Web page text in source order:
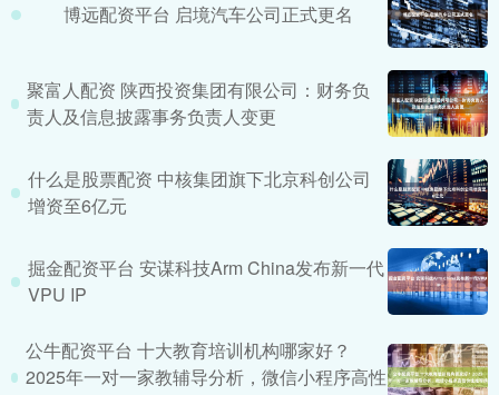
博远配资平台 启境汽车公司正式更名
聚富人配资 陕西投资集团有限公司：财务负
责人及信息披露事务负责人变更
什么是股票配资 中核集团旗下北京科创公司
增资至6亿元
掘金配资平台 安谋科技Arm China发布新一代
VPU IP
公牛配资平台 十大教育培训机构哪家好？
2025年一对一家教辅导分析，微信小程序高性